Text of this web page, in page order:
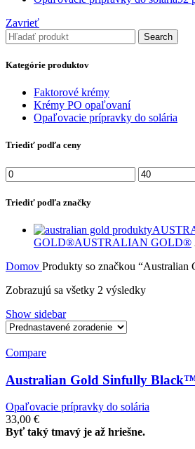
Zavrieť
Search
Kategórie produktov
Faktorové krémy
Krémy PO opaľovaní
Opaľovacie prípravky do solária
Triediť podľa ceny
Minimálna
cena
Maximálna
cena
Triediť podľa značky
GOLD®AUSTRALIAN GOLD®
Domov Produkty so značkou
Zobrazujú sa všetky 2 výsledky
Show sidebar
Compare
Australian Gold Sinfully
Opaľovacie prípravky do solária
33,00 €
Byť taký tmavý je až hriešne.